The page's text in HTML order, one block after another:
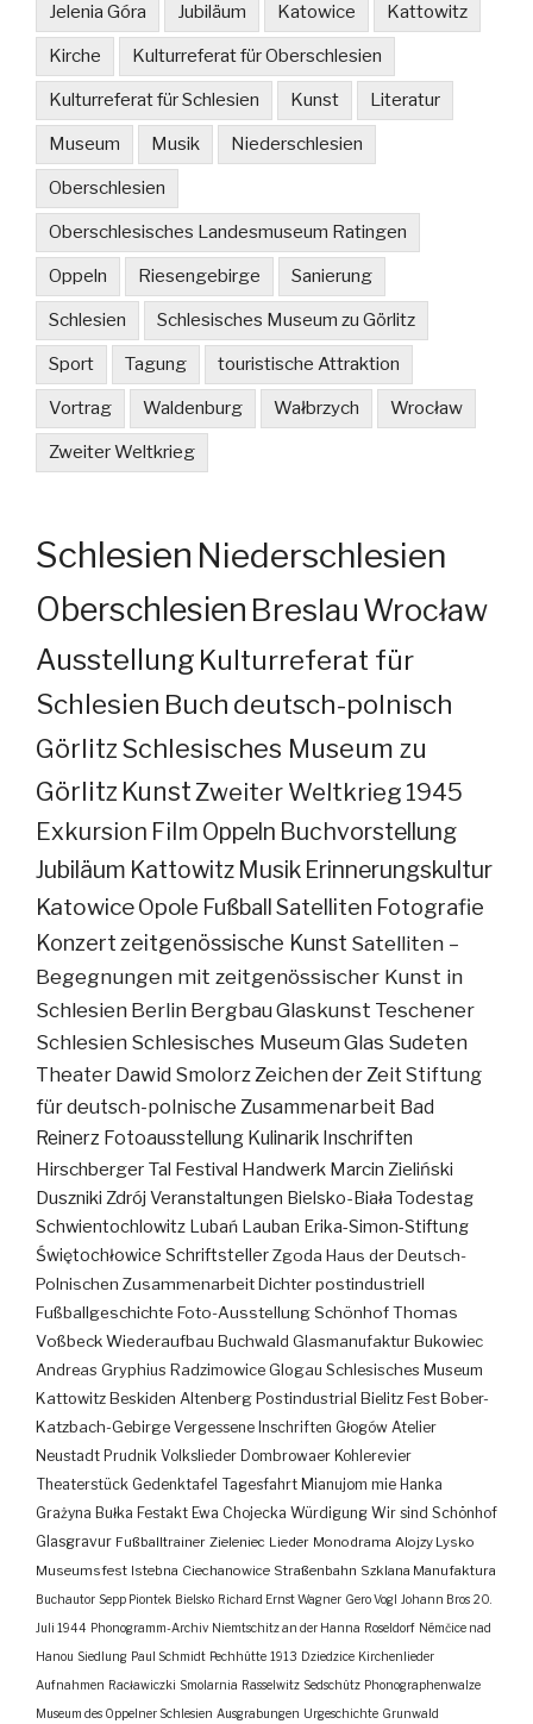
Jelenia Góra Jubiläum Katowice Kattowitz
Kirche Kulturreferat für Oberschlesien
Kulturreferat für Schlesien Kunst Literatur
Museum Musik Niederschlesien
Oberschlesien
Oberschlesisches Landesmuseum Ratingen
Oppeln Riesengebirge Sanierung
Schlesien Schlesisches Museum zu Görlitz
Sport Tagung touristische Attraktion
Vortrag Waldenburg Wałbrzych Wrocław
Zweiter Weltkrieg
Schlesien Niederschlesien
Oberschlesien Breslau Wrocław
Ausstellung Kulturreferat für
Schlesien Buch deutsch-polnisch
GörlitzSchlesisches Museum zu
Görlitz KunstZweiter Weltkrieg 1945
Exkursion Film Oppeln Buchvorstellung
Jubiläum Kattowitz Musik Erinnerungskultur
KatowiceOpole FußballSatelliten Fotografie
Konzertzeitgenössische Kunst Satelliten –
Begegnungen mit zeitgenössischer Kunst in
Schlesien Berlin BergbauGlaskunst Teschener
Schlesien Schlesisches MuseumGlas Sudeten
Theater Dawid SmolorzZeichen der Zeit Stiftung
für deutsch-polnische Zusammenarbeit Bad
Reinerz Fotoausstellung Kulinarik Inschriften
Hirschberger Tal Festival Handwerk Marcin Zieliński
Duszniki Zdrój Veranstaltungen Bielsko-Biała Todestag
Schwientochlowitz Lubań Lauban Erika-Simon-Stiftung
Świętochłowice SchriftstellerZgoda Haus der Deutsch-
Polnischen ZusammenarbeitDichterpostindustriell
Fußballgeschichte Foto-AusstellungSchönhofThomas
VoßbeckWiederaufbau Buchwald Glasmanufaktur Bukowiec
Andreas Gryphius Radzimowice Glogau Schlesisches Museum
Kattowitz Beskiden Altenberg Postindustrial Bielitz Fest Bober-
Katzbach-Gebirge Vergessene Inschriften Głogów Atelier
Neustadt Prudnik Volkslieder Dombrowaer Kohlerevier
Theaterstück Gedenktafel Tagesfahrt Mianujom mie Hanka
Grażyna Bułka Festakt Ewa Chojecka Würdigung Wir sind Schönhof
Glasgravur Fußballtrainer Zieleniec Lieder Monodrama Alojzy Lysko
Museumsfest Istebna Ciechanowice Straßenbahn Szklana Manufaktura
Buchautor Sepp Piontek Bielsko Richard Ernst Wagner Gero Vogl Johann Bros 20.
Juli 1944 Phonogramm-Archiv Niemtschitz an der Hanna Roseldorf Némčice nad
Hanou Siedlung Paul Schmidt Pechhütte 1913 Dziedzice Kirchenlieder
Aufnahmen Racławiczki Smolarnia Rasselwitz Sedschütz Phonographenwalze
Museum des Oppelner Schlesien Ausgrabungen Urgeschichte Grunwald